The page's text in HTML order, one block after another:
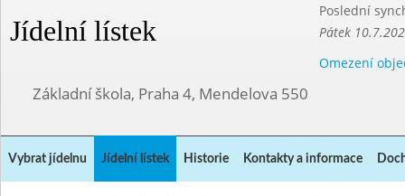
Jídelní lístek
Poslední
Pátek
Omezení
Základní škola, Praha 4, Mendelova 550
Vybrat jídelnu Jídelní lístek Historie Kontakty a informace